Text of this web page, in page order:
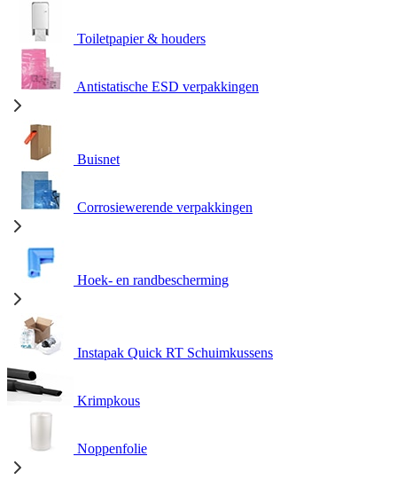
Toiletpapier & houders
Antistatische ESD verpakkingen
Buisnet
Corrosiewerende verpakkingen
Hoek- en randbescherming
Instapak Quick RT Schuimkussens
Krimpkous
Noppenfolie